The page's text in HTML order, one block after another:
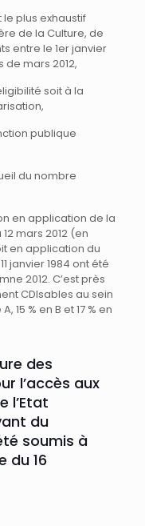
plus exhaustif
de la Culture, de
entre le 1er janvier
de mars 2012,
soit à la
publique
du nombre
en application de la
mars 2012 (en
en application du
janvier 1984 ont été
2012. C’est près
CDIsables au sein
15 % en B et 17 % en
des
l’accès aux
l’Etat
du
soumis à
du 16